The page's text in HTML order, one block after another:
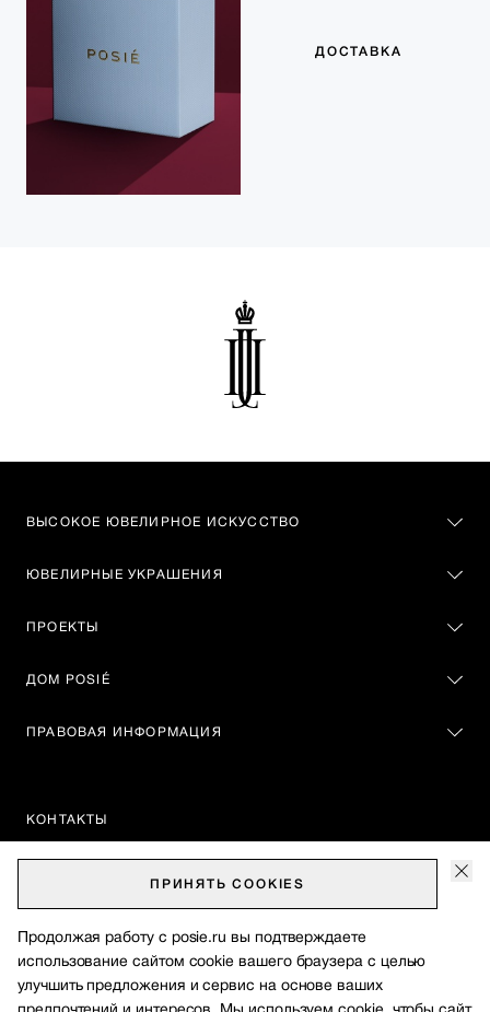
ДОСТАВКА
ВЫСОКОЕ ЮВЕЛИРНОЕ ИСКУССТВО
ЮВЕЛИРНЫЕ УКРАШЕНИЯ
ПРОЕКТЫ
ДОМ POSIÉ
ПРАВОВАЯ ИНФОРМАЦИЯ
КОНТАКТЫ
88005500111
vip@posie.ru
cлужба поддержки клиентов
© 2024-2026. POSIÉ. All Rights Reserved
Продолжая работу с posie.ru вы подтверждаете
использование сайтом сооkіе вашего браузера с целью
улучшить предложения и сервис на основе ваших
ПРИНЯТЬCOOKIES